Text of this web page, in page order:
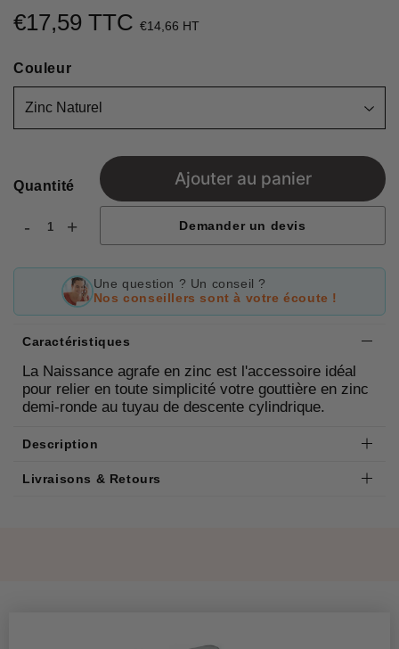
€17,59 TTC €14,66 HT
price
Couleur
Quantité
- +
Ajouter au panier
Demander un devis
Une question ? Un conseil ?
Nos conseillers sont à votre écoute !
Caractéristiques
La Naissance agrafe en zinc est l'accessoire idéal
pour relier en toute simplicité votre gouttière en zinc
demi-ronde au tuyau de descente cylindrique.
Description
Livraisons & Retours